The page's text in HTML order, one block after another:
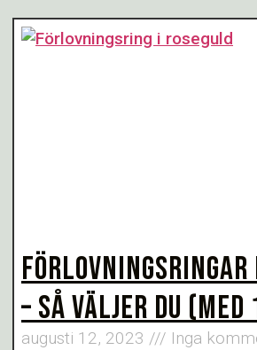
FÖRLOVNINGSRINGAR
– SÅ VÄLJER DU
augusti 12, 2023 Inga